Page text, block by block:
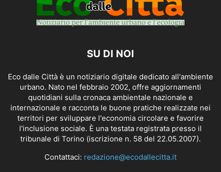
SU DI NOI
Eco dalle Città è un notiziario digitale dedicato all'ambiente
urbano. Nato nel febbraio 2002, offre aggiornamenti
quotidiani sulla cronaca ambientale nazionale e
internazionale e racconta le buone pratiche realizzate nei
territori per sviluppare l'economia circolare e favorire
l'inclusione sociale. È una testata registrata presso il
tribunale di Torino (iscrizione n. 58 del 22.05.2007).
Contattaci: redazione@ecodallecitta.it